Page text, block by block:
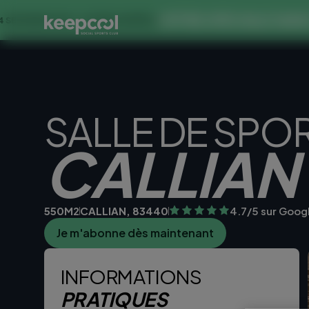
OFFRE LIMITÉE ☀️OFFRE SPECIALE DANS CE CLUB
SALLE DE
CALLIAN
550M2CALLIAN, 83440 4.7/5 sur
Je m'abonne dès maintenant
INFORMATIONS
PRATIQUES